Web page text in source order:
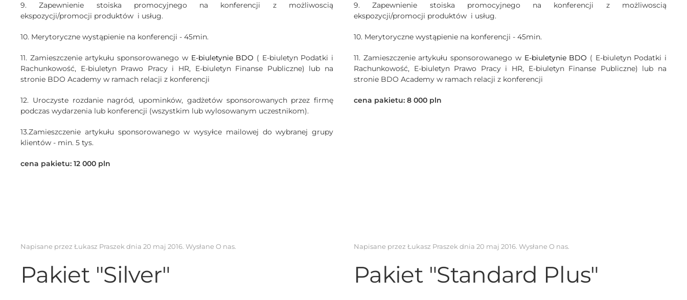
9. Zapewnienie stoiska promocyjnego na konferencji z możliwoscią
ekspozycji/promocji produktów i usług.
10. Merytoryczne wystąpienie na konferencji - 45min.
11. Zamieszczenie artykułu sponsorowanego w E-biuletynie BDO ( E-biuletyn Podatki i
Rachunkowość, E-biuletyn Prawo Pracy i HR, E-biuletyn Finanse Publiczne) lub na
stronie BDO Academy w ramach relacji z konferencji
12. Uroczyste rozdanie nagród, upominków, gadżetów sponsorowanych przez firmę
podczas wydarzenia lub konferencji (wszystkim lub wylosowanym uczestnikom).
13.Zamieszczenie artykułu sponsorowanego w wysyłce mailowej do wybranej grupy
klientów - min. 5 tys.
cena pakietu: 12 000 pln
9. Zapewnienie stoiska promocyjnego na konferencji z możliwoscią
ekspozycji/promocji produktów i usług.
10. Merytoryczne wystąpienie na konferencji - 45min.
11. Zamieszczenie artykułu sponsorowanego w E-biuletynie BDO ( E-biuletyn Podatki i
Rachunkowość, E-biuletyn Prawo Pracy i HR, E-biuletyn Finanse Publiczne) lub na
stronie BDO Academy w ramach relacji z konferencji
cena pakietu: 8 000 pln
Napisane przez Łukasz Praszek dnia 20 maj 2016. Wysłane O nas.
Pakiet "Silver"
Napisane przez Łukasz Praszek dnia 20 maj 2016. Wysłane O nas.
Pakiet "Standard Plus"